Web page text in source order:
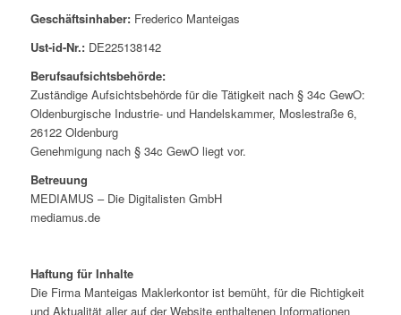
Geschäftsinhaber:Frederico Manteigas
Ust-id-Nr.:DE225138142
Berufsaufsichtsbehörde:
Zuständige Aufsichtsbehörde für die Tätigkeit nach § 34c GewO:
Oldenburgische Industrie- und Handelskammer, Moslestraße 6,
26122 Oldenburg
Genehmigung nach § 34c GewO liegt vor.
Betreuung
MEDIAMUS – Die Digitalisten GmbH
mediamus.de
Haftung für Inhalte
Die Firma Manteigas Maklerkontor ist bemüht, für die Richtigkeit
und Aktualität aller auf der Website enthaltenen Informationen